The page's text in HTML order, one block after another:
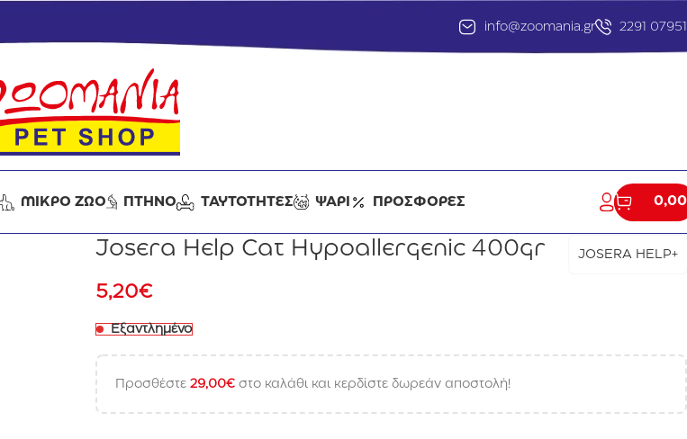
info@zoomania.gr 2291
ΜΙΚΡΟ ΖΩΟ ΠΤΗΝΟ ΤΑΥΤΟΤΗΤΕΣ ΨΑΡΙ ΠΡΟΣΦΟΡΕΣ 0,00
Josera Help Cat Hypoallergenic 400gr JOSERA HELP+
5,20€
Εξαντλημένο
Προσθέστε 29,00€ στο καλάθι και κερδίστε δωρεάν αποστολή!